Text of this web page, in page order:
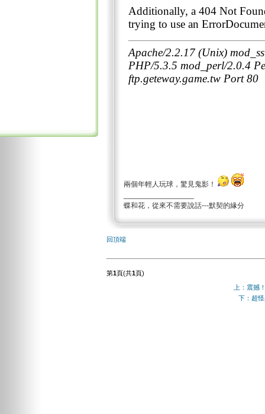
兩個年輕人玩球，驚見鬼影！
蝶和花，從來不需要說話---默契的緣分
回頂端
第1頁(共1頁)
上：震撼
下：超